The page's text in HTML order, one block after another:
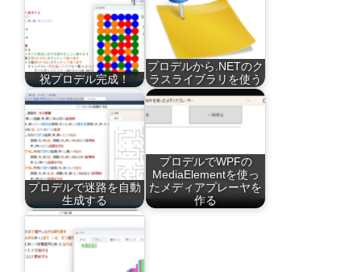
祝プロデル完成！
プロデルから.NETのク
ラスライブラリを使う
プロデルで迷路を自動
生成する
プロデルでWPFの
MediaElementを使っ
たメディアプレーヤを
作る